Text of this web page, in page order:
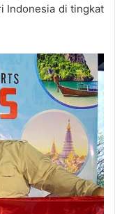
Indonesia di tingkat